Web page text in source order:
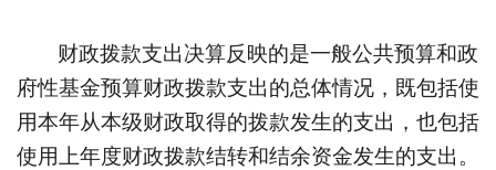
财政拨款支出决算反映的是一般公共预算和政
府性基金预算财政拨款支出的总体情况，既包括使
用本年从本级财政取得的拨款发生的支出，也包括
使用上年度财政拨款结转和结余资金发生的支出。